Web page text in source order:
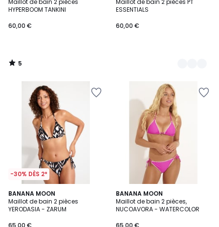
Maillot de bain 2 pièces
HYPERBOOM TANKINI
€.
60,00 €
5
5
/
Maillot de bain 2 pièces PT
ESSENTIALS
60,00 €
Couleurs
-30% DÈS 2*
BANANA MOON
Maillot de bain 2 pièces
YERODASIA - ZARUM
65,00 €
BANANA MOON
Maillot de bain 2 pièces,
NUCOAVORA - WATERCOLOR
65,00 €
3
Couleurs